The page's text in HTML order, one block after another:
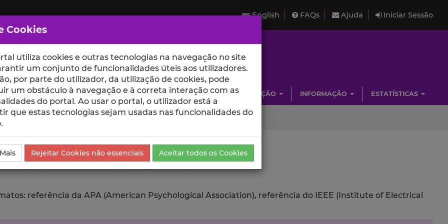
English FAQs Ajuda Iniciar Sessão
ESCOLAS UNIDADES INVESTIGAÇÃO INFORMAÇÃO ESTATÍSTICAS
Exportar
referência da APA (American Psychological Association), referência do IEEE (Institute of Electrical
Cookies
utiliza cookies e outras tecnologias na navegação no site
um conjunto de funcionalidades úteis aos utilizadores.
por parte do utilizador, da utilização de cookies, pode
um obstáculo à navegação e à correta interação com as
do portal. Ao usar o portal, o utilizador está a
que estas tecnologias sejam usadas nas funcionalidades do
Rejeitar Cookies não essenciais Aceitar todos os Cookies